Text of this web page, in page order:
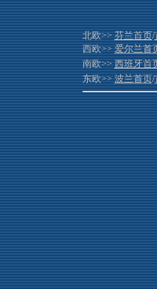
北欧>>芬兰首页/
西欧>>爱尔兰首
南欧>>西班牙首
东欧>>波兰首页/